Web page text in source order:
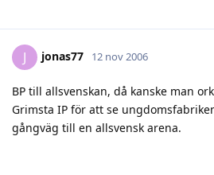
J jonas77 12 nov 2006
BP till allsvenskan, då kanske man
Grimsta IP för att se
gångväg till en allsvensk arena.